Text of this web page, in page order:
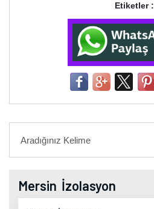
Etiketler :
Mersin İzolasyon